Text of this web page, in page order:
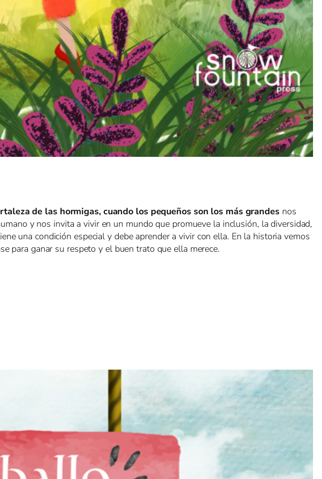
de las hormigas, cuando los pequeños son los más grandes nos
y nos invita a vivir en un mundo que promueve la inclusión, la diversidad,
una condición especial y debe aprender a vivir con ella. En la historia vemos
para ganar su respeto y el buen trato que ella merece.